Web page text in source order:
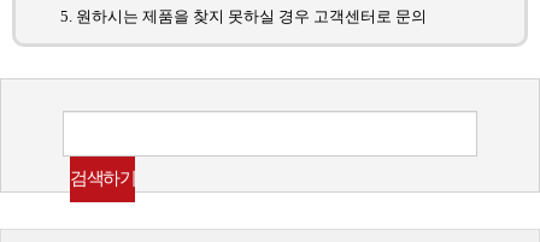
원하시는 제품을 찾지 못하실 경우 고객센터로 문의